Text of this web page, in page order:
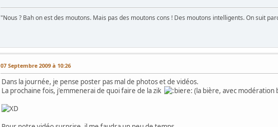
"Nous ? Bah on est des moutons. Mais pas des moutons cons ! Des moutons intelligents. On suit
07 Septembre 2009 à 10:26
Dans la journée, je pense poster pas mal de photos et de vidéos.
La prochaine fois, j'emmenerai de quoi faire de la zik
(la bière, avec modération